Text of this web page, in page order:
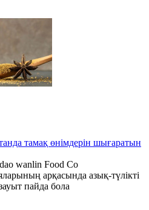
тамақ өнімдерін шығаратын
wanlin Food Co
арқасында азық-түлікті
пайда бола